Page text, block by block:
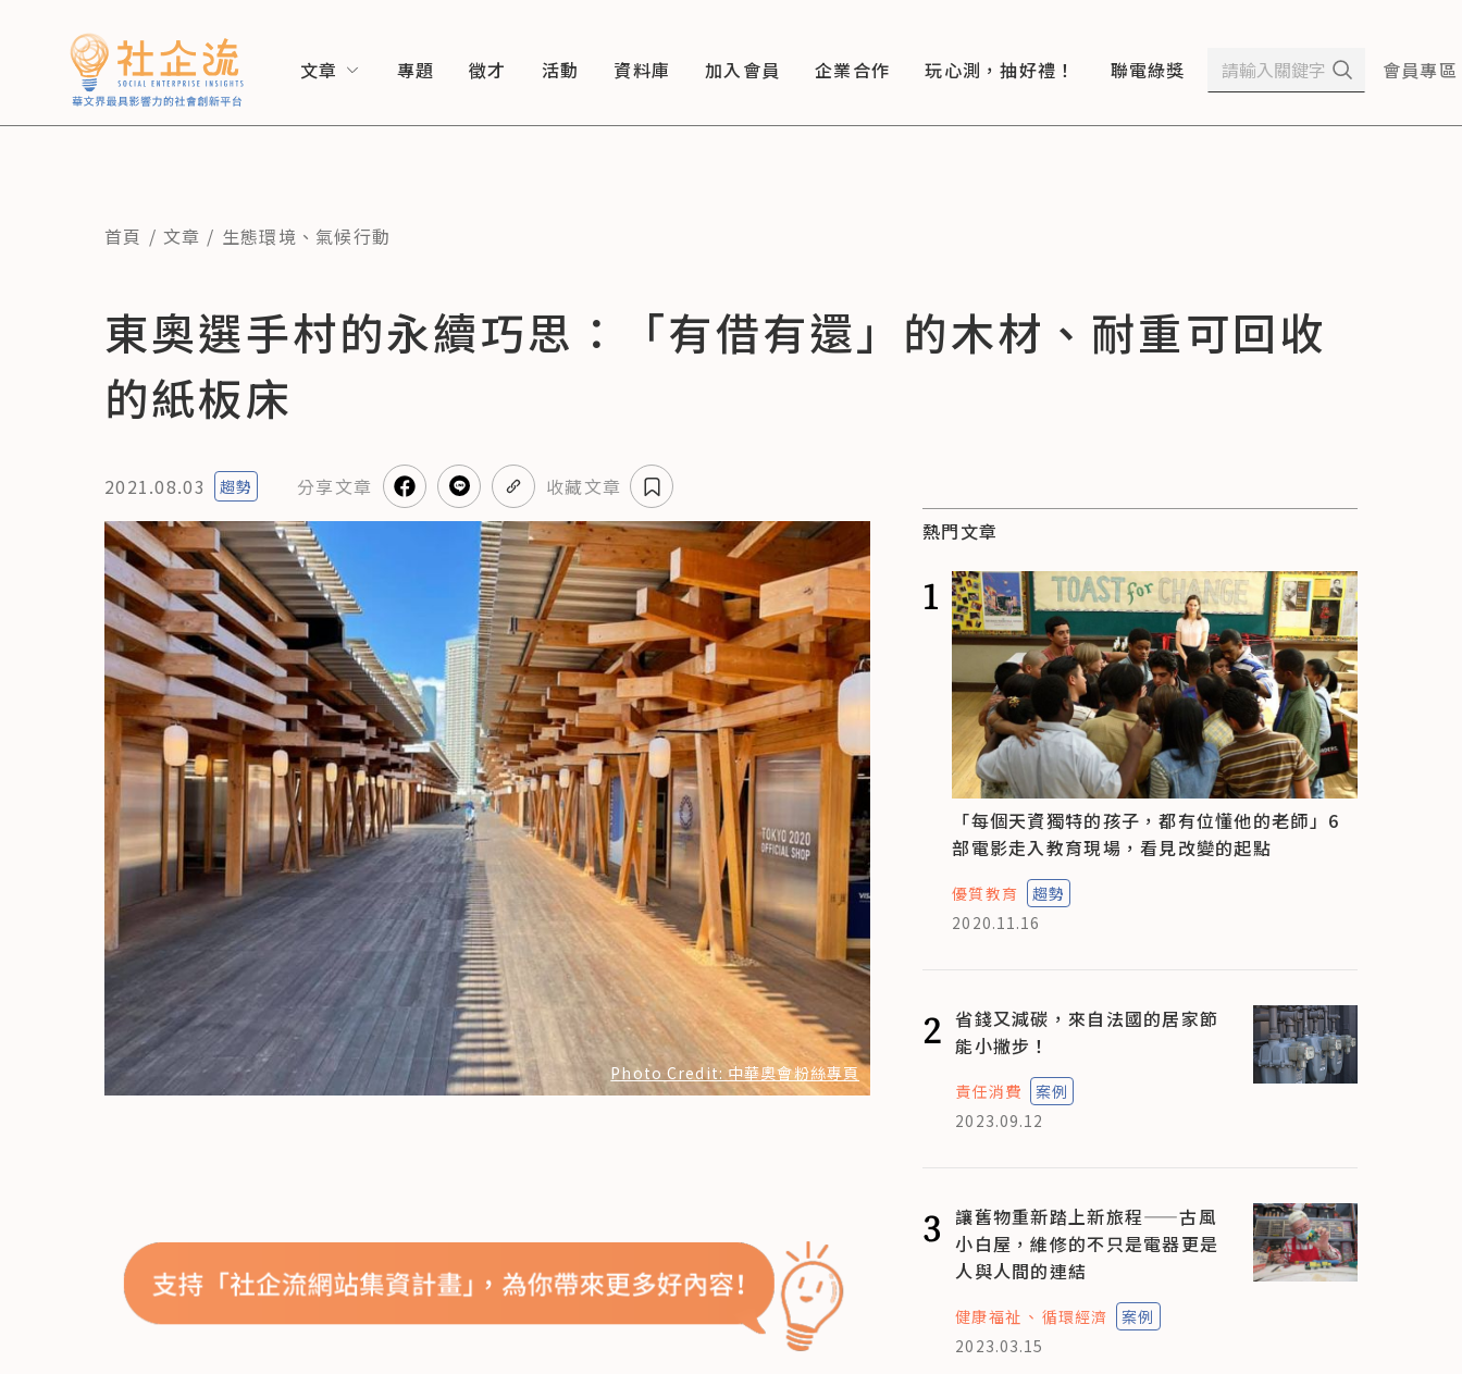
文章 專題 徵才 活動 資料庫 加入會員 企業合作 玩心測，抽好禮！ 聯電綠獎 會員專區
首頁 文章 生態環境 、 氣候行動
東奧選手村的永續巧思：「有借有還」的木材、耐重可回收
的紙板床
2021.08.03 趨勢 分享文章 收藏文章
Photo Credit: 中華奧會粉絲專頁
熱門文章
1
「每個天資獨特的孩子，都有位懂他的老師」6
部電影走入教育現場，看見改變的起點
優質教育
趨勢
2020.11.16
2 省錢又減碳，來自法國的居家節
能小撇步！
責任消費
案例
2023.09.12
3
讓舊物重新踏上新旅程——古風
小白屋，維修的不只是電器更是
人與人間的連結
健康福祉 循環經濟
案例
2023.03.15